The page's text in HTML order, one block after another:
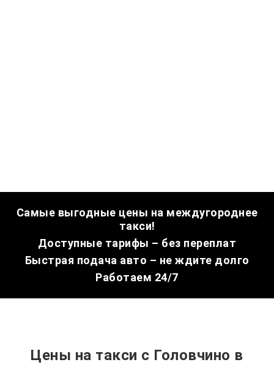
Самые выгодные цены на междугороднее
такси!
Доступные тарифы – без переплат
Быстрая подача авто – не ждите долго
Работаем 24/7
Цены на такси с Головчино в